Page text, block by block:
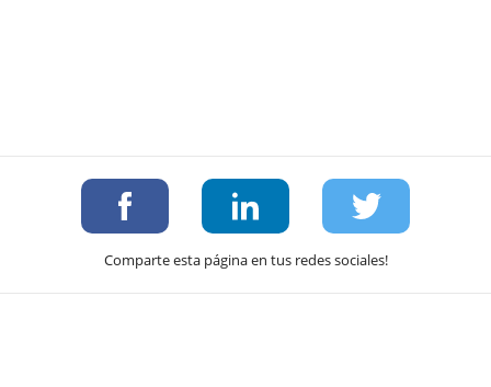
Comparte esta página en tus redes sociales!